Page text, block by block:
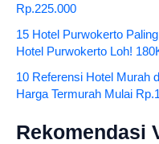
Rp.225.000
15 Hotel Purwokerto
Hotel Purwokerto Loh!
10 Referensi Hotel Murah
Harga Termurah Mulai
Rekomendasi